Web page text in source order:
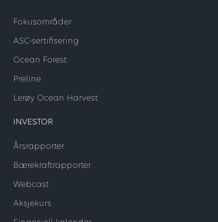
Fokusområder
ASC-sertifisering
Ocean Forest
Preline
Lerøy Ocean Harvest
INVESTOR
Årsrapporter
Bærekraftrapporter
Webcast
Aksjekurs